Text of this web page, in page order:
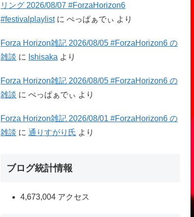
リング 2026/08/07 #ForzaHorizon6
#festivalplaylistにぺっぱぁでぃ より
Forza Horizon雑記 2026/08/05 #ForzaHorizon6 の
雑談 に Ishisaka より
Forza Horizon雑記 2026/08/05 #ForzaHorizon6 の
雑談 にぺっぱぁでぃ より
Forza Horizon雑記 2026/08/01 #ForzaHorizon6 の
雑談 に通りすがり氏 より
ブログ統計情報
4,673,004 アクセス